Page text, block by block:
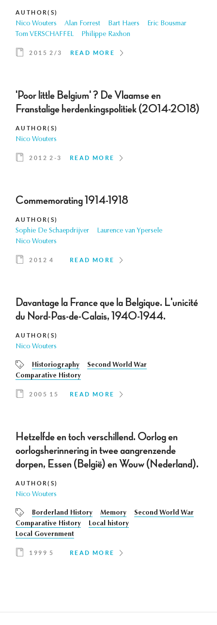
AUTHOR(S)
Nico Wouters Alan Forrest Bart Haers
Eric Bousmar
Tom VERSCHAFFEL
Philippe Raxhon
2015 2/3 READ MORE
'Poor little Belgium' ? De Vlaamse en
Franstalige herdenkingspolitiek (2014-2018)
AUTHOR(S)
Nico Wouters
2012 2-3 READ MORE
Commemorating 1914-1918
AUTHOR(S)
Sophie De Schaepdrijver
Laurence van Ypersele
Nico Wouters
2012 4 READ MORE
Davantage la France que la Belgique. L'unicité
du Nord-Pas-de-Calais, 1940-1944.
AUTHOR(S)
Nico Wouters
Historiography
Second World War
Comparative History
2005 15 READ MORE
Hetzelfde en toch verschillend. Oorlog en
oorlogsherinnering in twee aangrenzende
dorpen, Essen (België) en Wouw (Nederland).
AUTHOR(S)
Nico Wouters
Borderland History Memory
Second World War
Comparative History
Local history
Local Government
1999 5 READ MORE